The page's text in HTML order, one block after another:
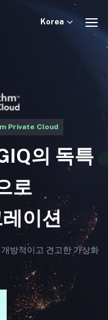
Korea
Private Cloud
의 독특
로
이션
방적이고 견고한 가상화